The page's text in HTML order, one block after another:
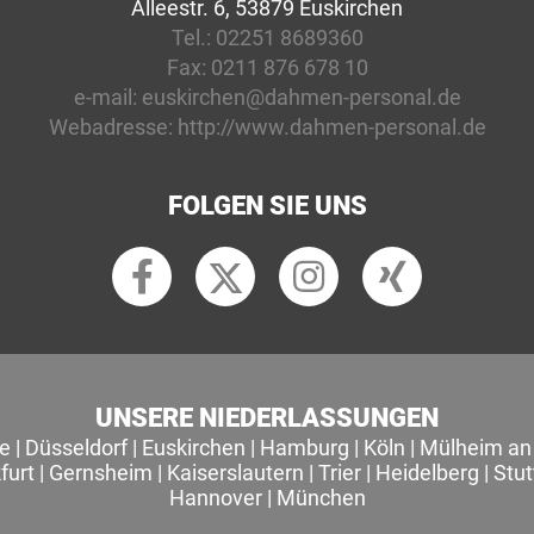
Alleestr. 6, 53879 Euskirchen
Tel.: 02251 8689360
Fax: 0211 876 678 10
e-mail: euskirchen@dahmen-personal.de
Webadresse: http://www.dahmen-personal.de
FOLGEN SIE UNS
UNSERE NIEDERLASSUNGEN
| Düsseldorf| Euskirchen | Hamburg | Köln | Mülheim
| Gernsheim | Kaiserslautern | Trier| Heidelberg |
Hannover| München